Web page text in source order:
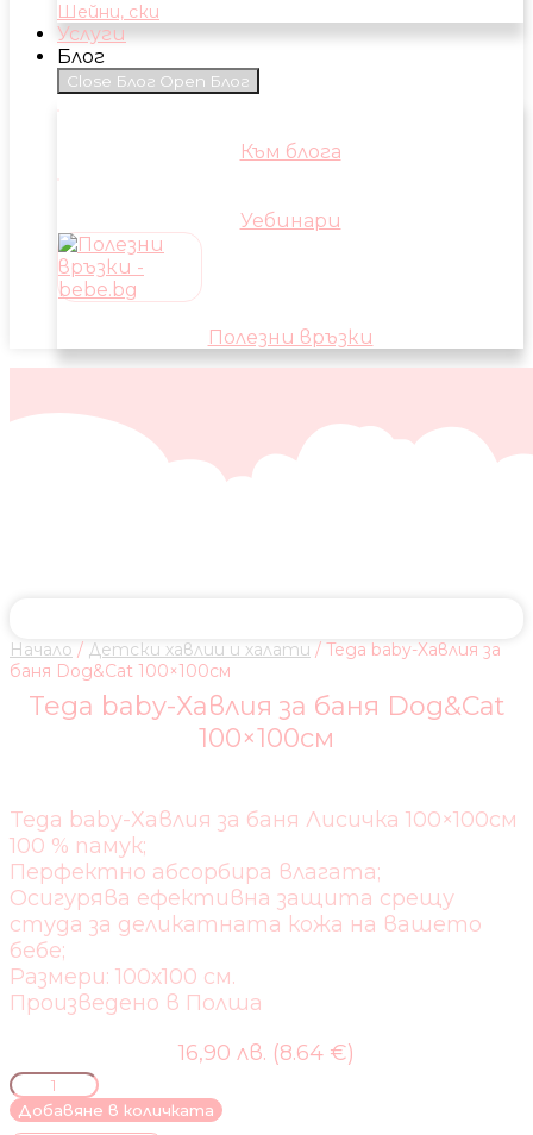
Шейни, ски
Услуги
Блог
Close Блог Open Блог
Към блога
Уебинари
Полезни връзки
Начало / Детски хавлии и халати / Tega baby-Хавлия за
баня Dog&Cat 100×100см
Tega baby-Хавлия за баня Dog&Cat
100×100см
Tega baby-Хавлия за баня Лисичка 100×100см
100 % памук;
Перфектно абсорбира влагата;
Осигурява ефективна защита срещу
студа за деликатната кожа на вашето
бебе;
Размери: 100х100 см.
Произведено в Полша
16,90 лв. (8.64 €)
количество
за
Tega
Добавяне в количката